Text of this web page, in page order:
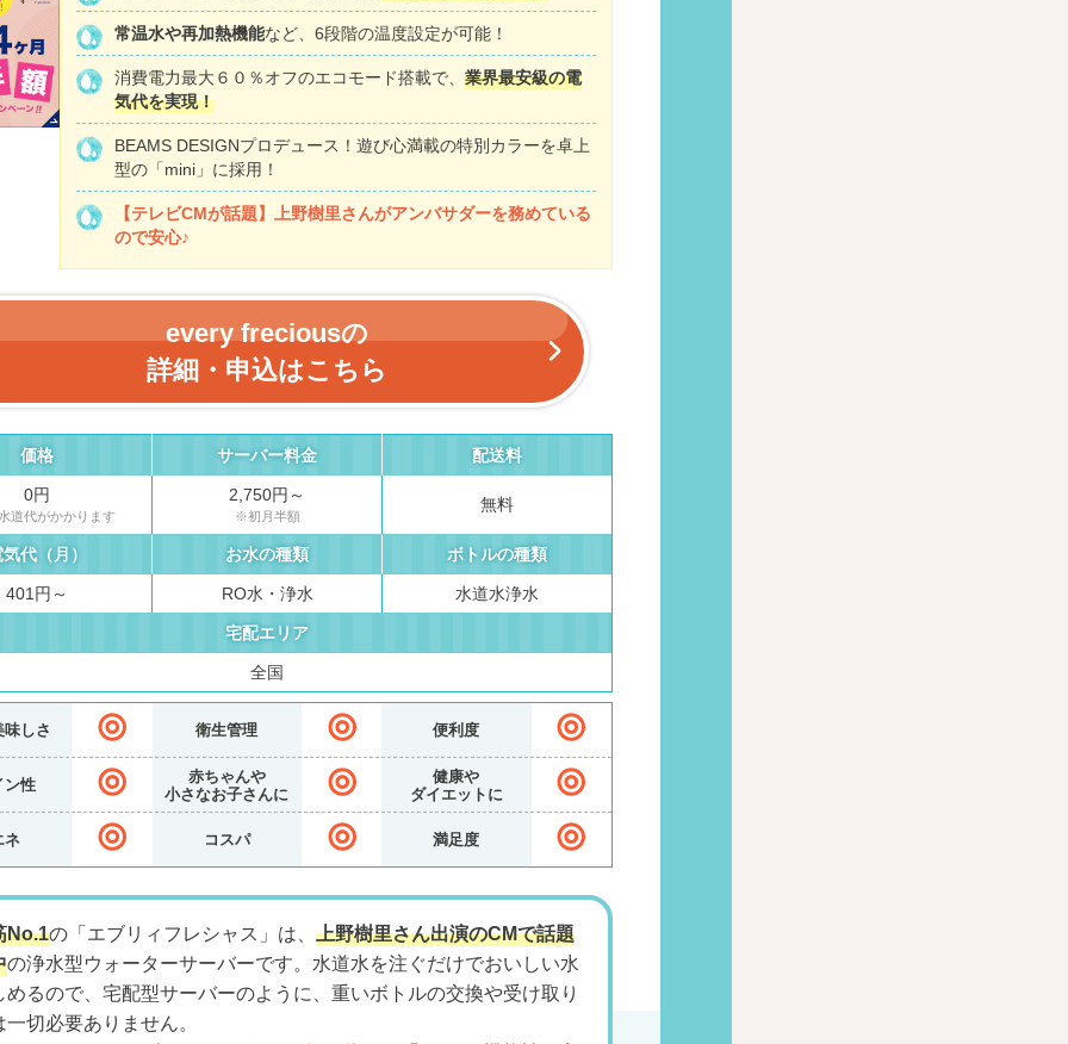
常温水や再加熱機能など、6段階の温度設定が可能！
消費電力最大６０％オフのエコモード搭載で、 業界最安級の電
気代を実現！
BEAMS DESIGNプロデュース！遊び心満載の特別カラーを卓上
型の「mini」に採用！
【テレビCMが話題】
上野樹里さんがアンバサダーを務めている
ので安心♪
every freciousの
詳細・申込はこちら
価格 サーバー料金 配送料
0円
道代がかかります
2,750円～
※初月半額
無料
代（月） お水の種類 ボトルの種類
401円～ RO水・浄水 水道水浄水
宅配エリア
全国
味しさ 衛生管理 便利度
ン性
赤ちゃんや
小さなお子さんに
健康や
ダイエットに
ネ コスパ 満足度
No.1の「エブリィフレシャス」は、 上野樹里さん出演のCMで話題
の浄水型ウォーターサーバーです。水道水を注ぐだけでおいしい水
めるので、宅配型サーバーのように、重いボトルの交換や受け取り
一切必要ありません。